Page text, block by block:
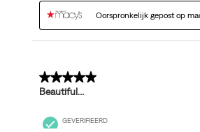
Oorspronkelijk gepost op
5 van 5 sterren.
Beautiful…
GEVERIFIEERD